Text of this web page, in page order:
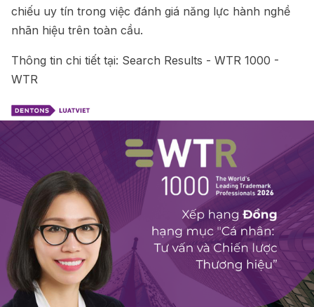
chiếu uy tín trong việc đánh giá năng lực hành nghề
nhãn hiệu trên toàn cầu.
Thông tin chi tiết tại: Search Results - WTR 1000 -
WTR